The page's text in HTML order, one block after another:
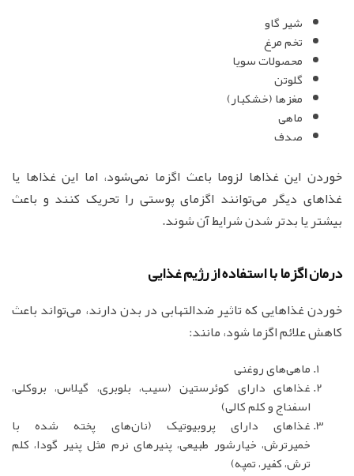
شیر گاو
تخم مرغ
محصولات سویا
گلوتن
مغزها (خشکبار)
ماهی
صدف‌
خوردن این غذاها لزوما باعث اگزما نمی‌شود، اما این غذاها یا
غذاهای دیگر می‌توانند اگزمای پوستی را تحریک کنند و باعث
بیشتر یا بدتر شدن شرایط آن شوند.
درمان اگزما با استفاده از رژیم غذایی
خوردن غذاهایی که تاثیر ضدالتهابی در بدن دارند، می‌تواند باعث
کاهش علائم اگزما شود، مانند:
ماهی‌های روغنی
غذاهای دارای کوئرستین (سیب، بلوبری، گیلاس، بروکلی،
اسفناج و کلم کالی)
غذاهای دارای پروبیوتیک (نان‌های پخته شده با
خمیرترش، خیارشور طبیعی، پنیرهای نرم مثل پنیر گودا، کلم
ترش، کفیر، تمپه)